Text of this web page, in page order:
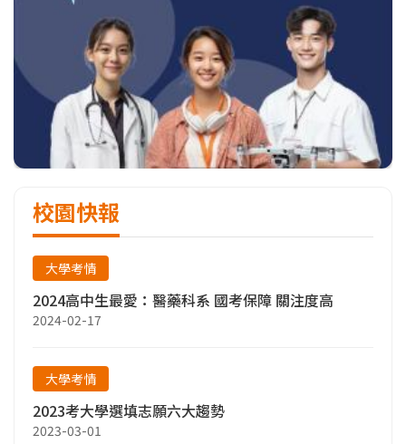
校園快報
大學考情
2024高中生最愛：醫藥科系 國考保障 關注度高
2024-02-17
大學考情
2023考大學選填志願六大趨勢
2023-03-01